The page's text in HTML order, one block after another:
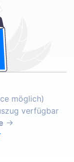
möglich)
verfügbar
→